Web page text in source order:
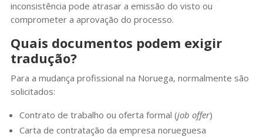
inconsistência pode atrasar a emissão do visto ou
comprometer a aprovação do processo.
Quais documentos podem exigir
tradução?
Para a mudança profissional na Noruega, normalmente são
solicitados:
Contrato de trabalho ou oferta formal (job offer)
Carta de contratação da empresa norueguesa